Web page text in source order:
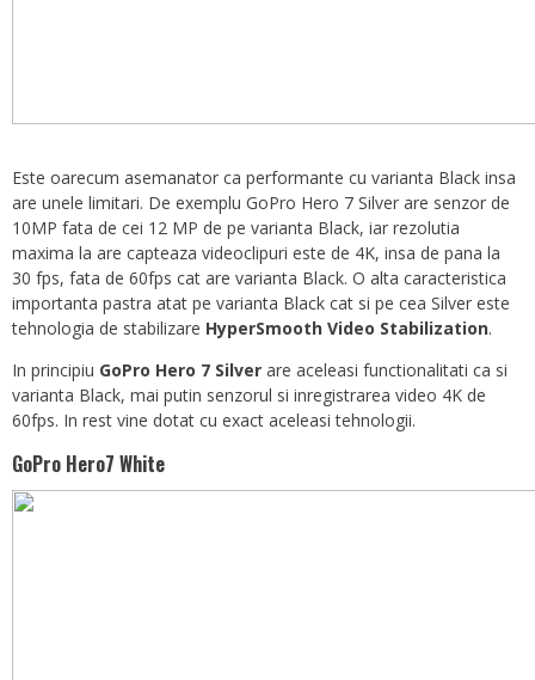
Este oarecum asemanator ca performante cu varianta Black insa
are unele limitari. De exemplu GoPro Hero 7 Silver are senzor de
10MP fata de cei 12 MP de pe varianta Black, iar rezolutia
maxima la are capteaza videoclipuri este de 4K, insa de pana la
30 fps, fata de 60fps cat are varianta Black. O alta caracteristica
importanta pastra atat pe varianta Black cat si pe cea Silver este
tehnologia de stabilizare HyperSmooth Video Stabilization.
In principiu GoPro Hero 7 Silver are aceleasi functionalitati ca si
varianta Black, mai putin senzorul si inregistrarea video 4K de
60fps. In rest vine dotat cu exact aceleasi tehnologii.
GoPro Hero7 White